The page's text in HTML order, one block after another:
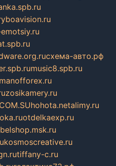
схема-авто.рф
music8.spb.ru
zosikamery.ru
hohota.netalimy.ru
otdelkaexp.ru
kosmoscreative.ru
tiffany-c.ru